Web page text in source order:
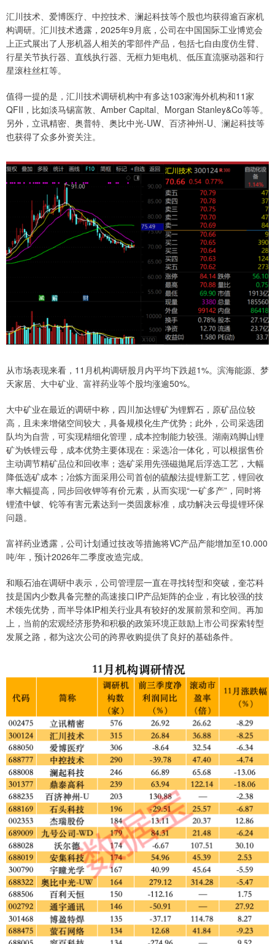
汇川技术、爱博医疗、中控技术、澜起科技等个股也均获得逾百家机
构调研。汇川技术透露，2025年9月底，公司在中国国际工业博览会
上正式展出了人形机器人相关的零部件产品，包括七自由度仿生臂、
行星关节执行器、直线执行器、无框力矩电机、低压直流驱动器和行
星滚柱丝杠等。
值得一提的是，汇川技术调研机构中有多达103家海外机构和11家
QFII，比如淡马锡富敦、Amber Capital、Morgan Stanley&Co等等。
另外，立讯精密、奥普特、奥比中光-UW、百济神州-U、澜起科技等
也获得了众多外资关注。
从市场表现来看，11月机构调研股月内平均下跌超1%。滨海能源、梦
天家居、大中矿业、富祥药业等个股均涨逾50%。
大中矿业在最近的调研中称，四川加达锂矿为锂辉石，原矿品位较
高，且未来增储空间较大，具备规模化生产优势；此外，公司采选团
队均为自营，可实现精细化管理，成本控制能力较强。湖南鸡脚山锂
矿为铁锂云母，成本优势主要体现在：采选冶一体化，可以根据售价
主动调节精矿品位和回收率；选矿采用先强磁抛尾后浮选工艺，大幅
降低选矿成本；冶炼方面采用公司首创的硫酸法提锂新工艺，锂回收
率大幅提高，同步回收钾等有价元素，从而实现“一矿多产”，同时将
锂渣中铍、铊等有害元素达到一类固废标准，成功解决云母提锂环保
问题。
富祥药业透露，公司计划通过技改等措施将VC产品产能增加至10.000
吨/年，预计2026年二季度改造完成。
和顺石油在调研中表示，公司管理层一直在寻找转型和突破，奎芯科
技是国内少数具备完整的高速接口IP产品矩阵的企业，有比较强的技
术领先优势，而半导体IP相关行业具有较好的发展前景和空间。再加
上，当前的宏观经济形势和积极的政策环境正鼓励上市公司探索转型
发展之路，都为这次公司的跨界收购提供了良好的基础条件。